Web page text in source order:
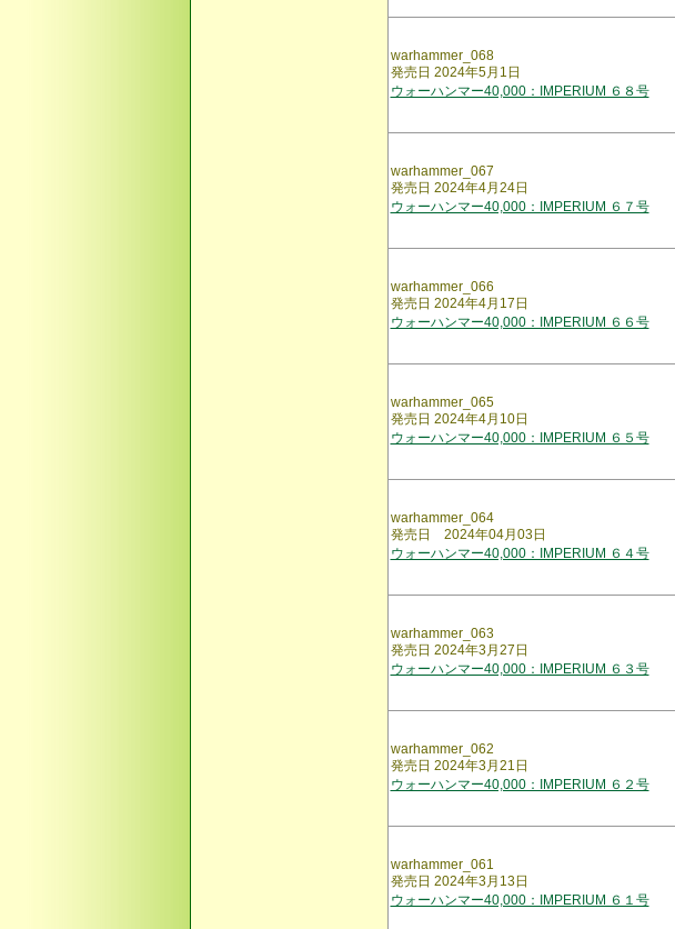
warhammer_068
発売日 2024年5月1日
ウォーハンマー40,000：IMPERIUM ６８号
warhammer_067
発売日 2024年4月24日
ウォーハンマー40,000：IMPERIUM ６７号
warhammer_066
発売日 2024年4月17日
ウォーハンマー40,000：IMPERIUM ６６号
warhammer_065
発売日 2024年4月10日
ウォーハンマー40,000：IMPERIUM ６５号
warhammer_064
発売日 2024年04月03日
ウォーハンマー40,000：IMPERIUM ６４号
warhammer_063
発売日 2024年3月27日
ウォーハンマー40,000：IMPERIUM ６３号
warhammer_062
発売日 2024年3月21日
ウォーハンマー40,000：IMPERIUM ６２号
warhammer_061
発売日 2024年3月13日
ウォーハンマー40,000：IMPERIUM ６１号